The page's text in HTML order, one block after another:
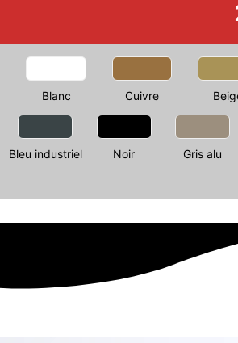
Blanc Cuivre
Bleu industriel Noir Gris alu